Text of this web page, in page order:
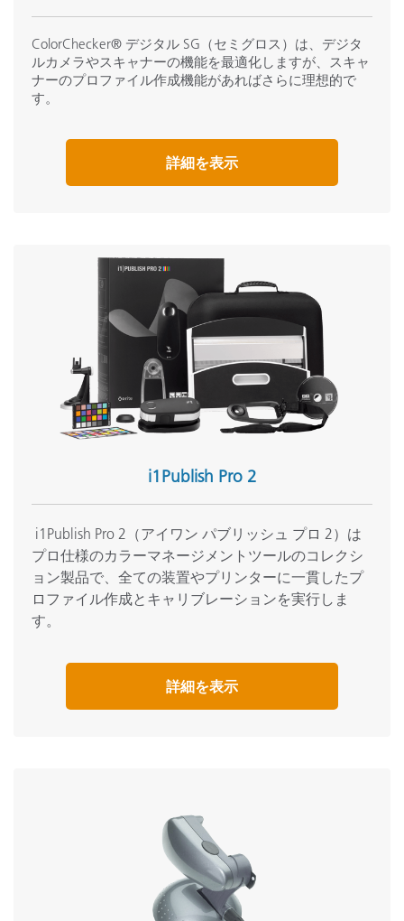
ColorChecker® デジタル SG（セミグロス）は、デジタ
ルカメラやスキャナーの機能を最適化しますが、スキャ
ナーのプロファイル作成機能があればさらに理想的で
す。
詳細を表示
i1Publish Pro 2
i1Publish Pro 2 （アイワン パブリッシュ プロ 2）は
プロ仕様のカラーマネージメントツールのコレクシ
ョン製品で、全ての装置やプリンターに一貫したプ
ロファイル作成とキャリブレーションを実行しま
す。
詳細を表示